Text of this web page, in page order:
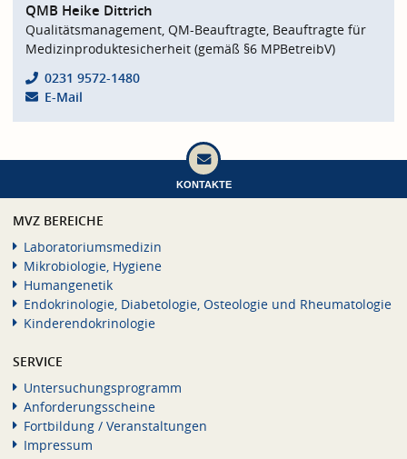
QMB Heike Dittrich
Qualitätsmanagement, QM-Beauftragte, Beauftragte für
Medizinproduktesicherheit (gemäß §6 MPBetreibV)
0231 9572-1480
E-Mail
KONTAKTE
MVZ BEREICHE
Laboratoriumsmedizin
Mikrobiologie, Hygiene
Humangenetik
Endokrinologie, Diabetologie, Osteologie und Rheumatologie
Kinderendokrinologie
SERVICE
Untersuchungsprogramm
Anforderungsscheine
Fortbildung / Veranstaltungen
Impressum